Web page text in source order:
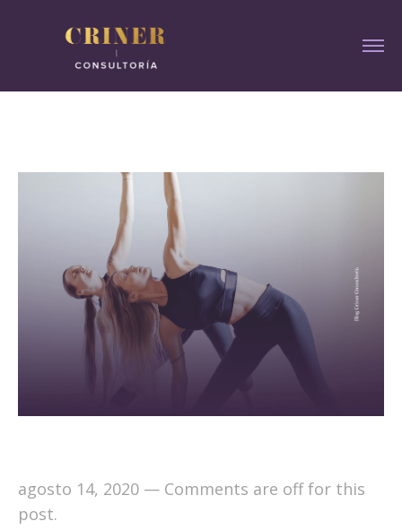
agosto 14, 2020— Comments are off for this
post.